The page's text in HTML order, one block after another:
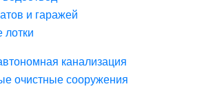
и гаражей
канализация
очистные сооружения